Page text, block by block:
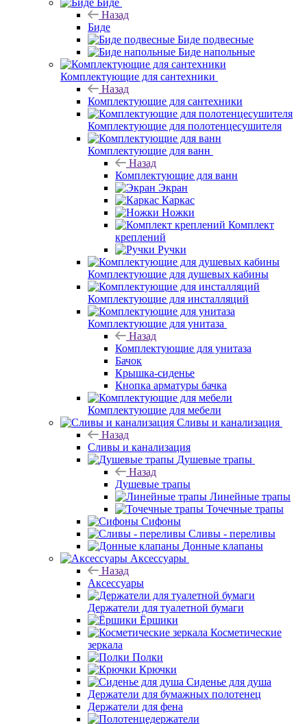
Биде
Назад
Биде
Биде подвесные
Биде напольные
Комплектующие для сантехники
Назад
Комплектующие для сантехники
Комплектующие для полотенцесушителя
Комплектующие для ванн
Назад
Комплектующие для ванн
Экран
Каркас
Ножки
Комплект
креплений
Ручки
Комплектующие для душевых кабины
Комплектующие для инсталляций
Комплектующие для унитаза
Назад
Комплектующие для унитаза
Бачок
Крышка-сиденье
Кнопка арматуры бачка
Комплектующие для мебели
Сливы и канализация
Назад
Сливы и канализация
Душевые трапы
Назад
Душевые трапы
Линейные трапы
Точечные трапы
Сифоны
Сливы - переливы
Донные клапаны
Аксессуары
Назад
Аксессуары
Держатели для туалетной бумаги
Ёршики
Косметические
зеркала
Полки
Крючки
Сиденье для душа
Держатели для бумажных полотенец
Держатели для фена